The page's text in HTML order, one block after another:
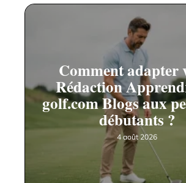
Comment adapter
Rédaction
golf.com Blogs aux
débutants ?
4 août 2026